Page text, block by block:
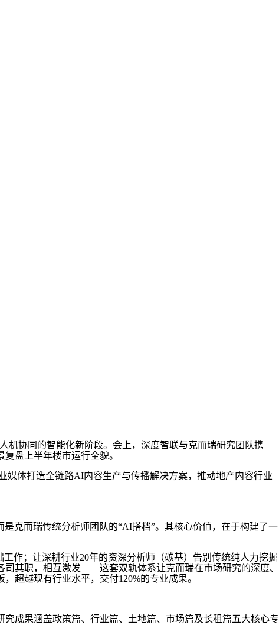
协同的智能化新阶段。会上，深度智联与克而瑞研究团队携
盘上半年楼市运行全貌。
体打造全链路AI内容生产与传播解决方案，推动地产内容行业
克而瑞传统分析师团队的“AI搭档”。其核心价值，在于构建了一
作；让深耕行业20年的资深分析师（碳基）告别传统纯人力挖掘
其职，相互激发——这套双轨体系让克而瑞在市场研究的深度、
超越现有行业水平，交付120%的专业成果。
成果涵盖政策篇、行业篇、土地篇、市场篇及长租篇五大核心专